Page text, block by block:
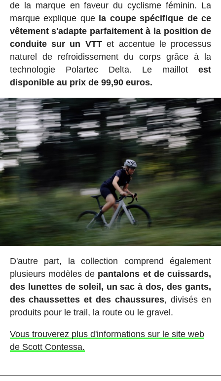
de la marque en faveur du cyclisme féminin. La
marque explique que la coupe spécifique de ce
vêtement s'adapte parfaitement à la position de
conduite sur un VTTet accentue le processus
naturel de refroidissement du corps grâce à la
technologie Polartec Delta. Le maillotest
disponible au prix de 99,90 euros.
D'autre part, la collection comprend également
plusieurs modèles de pantalons et de cuissards,
des lunettes de soleil, un sac à dos, des gants,
des chaussettes et des chaussures, divisés en
produits pour le trail, la route ou le gravel.
Vous trouverez plus d'informations sur le site web
de Scott Contessa.